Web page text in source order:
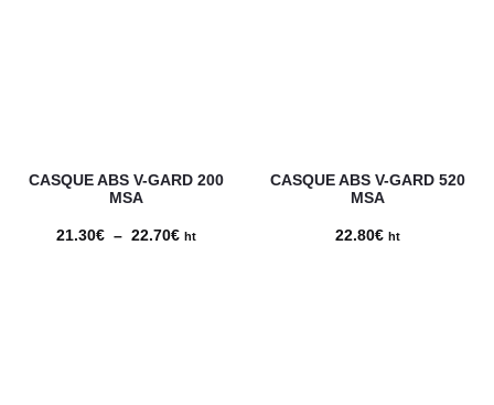
CASQUE ABS V-GARD 200
MSA
21.30€ – 22.70€ Plage
ht
CASQUE ABS V-GARD 520
MSA
22.80€ ht